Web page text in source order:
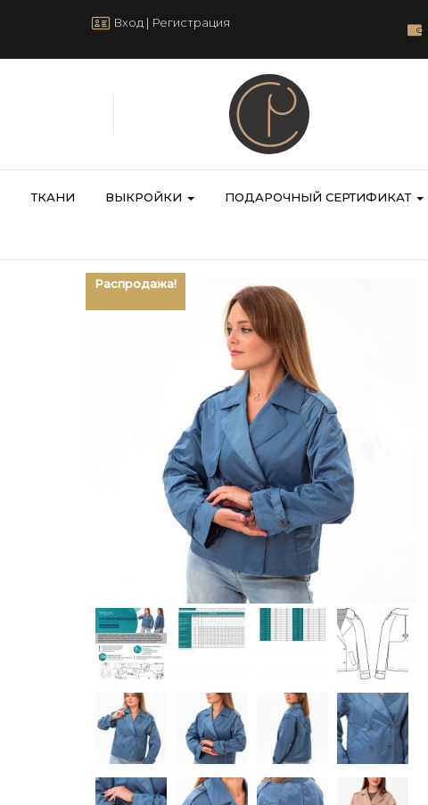
Вход | Регистрация
ТКАНИ ВЫКРОЙКИ ПОДАРОЧНЫЙ СЕРТИФИКАТ
Распродажа!